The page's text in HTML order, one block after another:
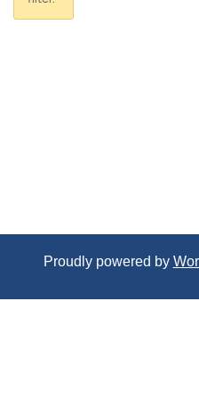
Proudly powered by